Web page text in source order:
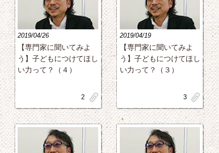
2019/04/26
【専門家に聞いてみよ
う】子どもにつけてほし
い力って？（４）
clip
2
2019/04/19
【専門家に聞いてみよ
う】子どもにつけてほし
い力って？（３）
clip
3